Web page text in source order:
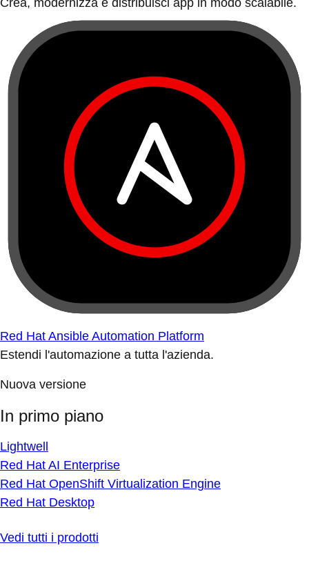
Crea, modernizza e distribuisci app in modo scalabile.
Red Hat Ansible Automation Platform
Estendi l'automazione a tutta l'azienda.
Nuova versione
In primo piano
Lightwell
Red Hat AI Enterprise
Red Hat OpenShift Virtualization Engine
Red Hat Desktop
Vedi tutti i prodotti